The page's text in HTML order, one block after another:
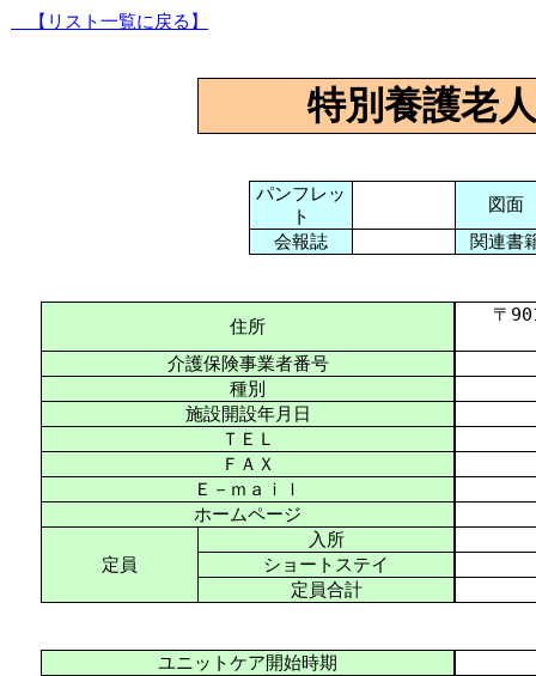
【リスト一覧に戻る】
特別養護老
パンフレッ
ト
図面
会報誌
関連書
住所
〒
介護保険事業者番号
種別
施設開設年月日
ＴＥＬ
ＦＡＸ
Ｅ－ｍａｉｌ
ホームページ
定員
入所
ショートステイ
定員合計
ユニットケア開始時期